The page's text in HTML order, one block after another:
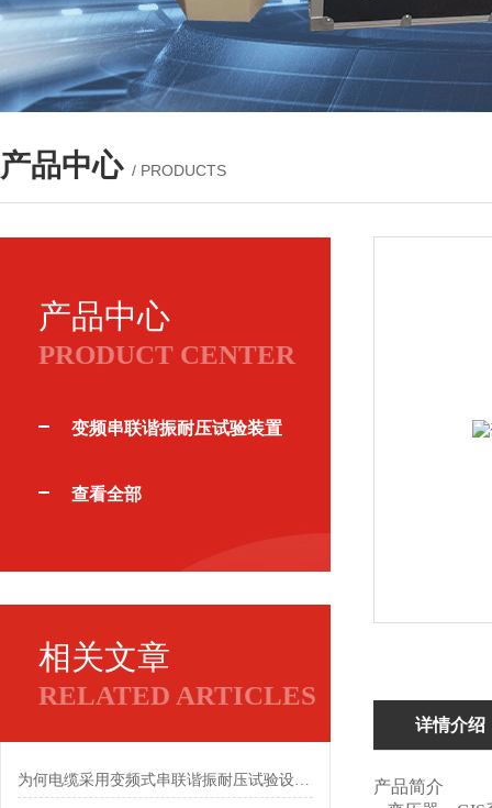
产品中心 / PRODUCTS
产品中心
PRODUCT CENTER
变频串联谐振耐压试验装置
查看全部
相关文章
RELATED ARTICLES
为何电缆采用变频式串联谐振耐压试验设备做耐压?
详情介绍
产品简介